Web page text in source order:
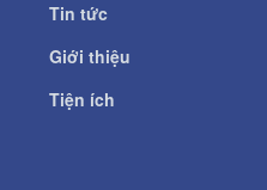
Tin tức
Giới thiệu
Tiện ích